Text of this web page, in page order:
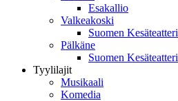
Esakallio
Valkeakoski
Suomen Kesäteatteri
Pälkäne
Suomen Kesäteatteri
Tyylilajit
Musikaali
Komedia